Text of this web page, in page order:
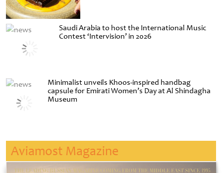
Saudi Arabia to host the International Music
Contest ‘Intervision’ in 2026
Minimalist unveils Khoos-inspired handbag
capsule for Emirati Women’s Day at Al Shindagha
Museum
Aviamost Magazine